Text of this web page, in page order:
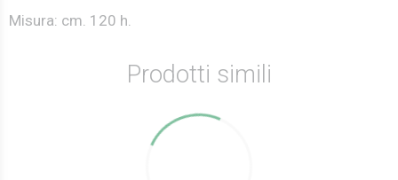
Misura: cm. 120 h.
Prodotti simili